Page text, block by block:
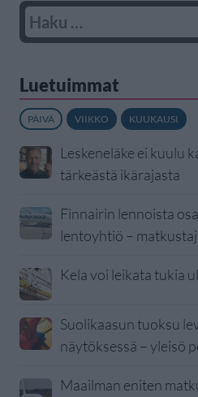
Luetuimmat
PÄIVÄ VIIKKO KUUKAUSI
Leskeneläke ei kuulu
tärkeästä ikärajasta
Finnairin lennoista
lentoyhtiö –
Kela voi leikata tukia
Suolikaasun tuoksu
näytöksessä – yleisö
Maailman eniten